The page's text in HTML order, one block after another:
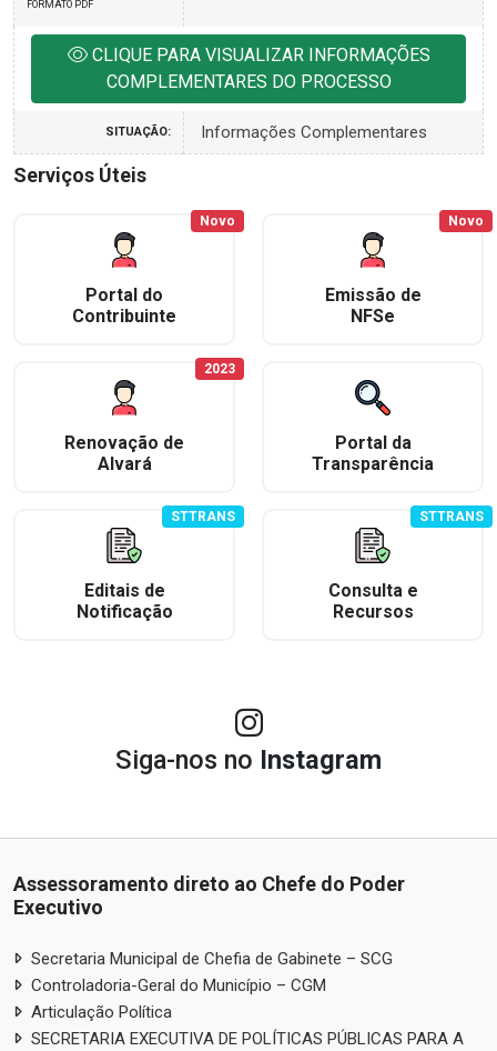
FORMATO PDF
CLIQUE PARA VISUALIZAR INFORMAÇÕES
COMPLEMENTARES DO PROCESSO
SITUAÇÃO: Informações Complementares
Serviços Úteis
Portal do
Contribuinte
Novo
Emissão de
NFSe
Novo
Renovação de
Alvará
2023
Portal da
Transparência
Editais de
Notificação
STTRANS
Consulta e
Recursos
STTRANS
Siga-nos no Instagram
Assessoramento direto ao Chefe do Poder
Executivo
Secretaria Municipal de Chefia de Gabinete – SCG
Controladoria-Geral do Município – CGM
Articulação Política
SECRETARIA EXECUTIVA DE POLÍTICAS PÚBLICAS PARA A